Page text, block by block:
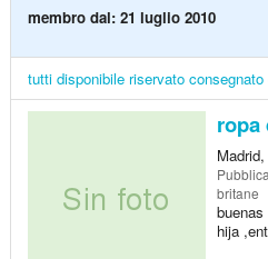
membro dal: 21 luglio 2010
tutti disponibile riservato consegnato
ropa
britane
hija